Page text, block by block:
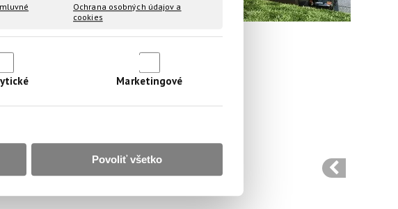
Ochrana osobných údajov a
cookies
Marketingové
Povoliť všetko